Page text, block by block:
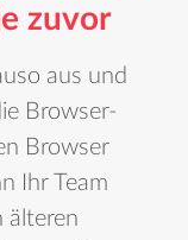
zuvor
aus und
Browser-
Browser
Ihr Team
älteren